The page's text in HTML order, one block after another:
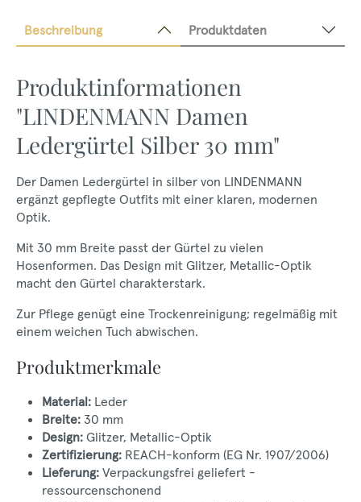
Beschreibung Produktdaten
Produktinformationen
"LINDENMANN Damen
Ledergürtel Silber 30 mm"
Der Damen Ledergürtel in silber von LINDENMANN
ergänzt gepflegte Outfits mit einer klaren, modernen
Optik.
Mit 30 mm Breite passt der Gürtel zu vielen
Hosenformen. Das Design mit Glitzer, Metallic-Optik
macht den Gürtel charakterstark.
Zur Pflege genügt eine Trockenreinigung; regelmäßig mit
einem weichen Tuch abwischen.
Produktmerkmale
Material: Leder
Breite: 30 mm
Design: Glitzer, Metallic-Optik
Zertifizierung: REACH-konform (EG Nr. 1907/2006)
Lieferung: Verpackungsfrei geliefert -
ressourcenschonend